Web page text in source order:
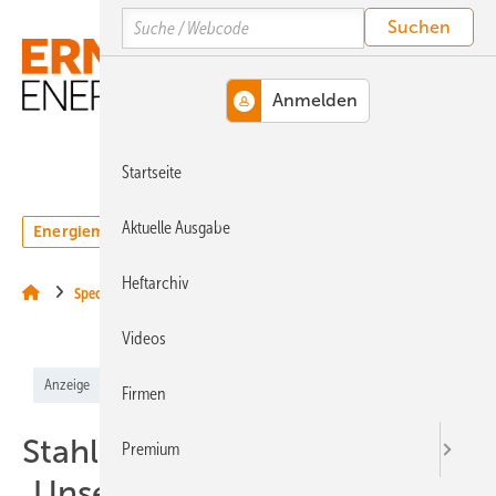
Hauptinhalt
Hauptmenü
SiteSearch
Energiemarkt Technologie
Special
Anzeige
Stahl, Kupfer, Technik:
Search
Startseite
Aktuelle Ausgabe
Heftarchiv
Videos
Firmen
Premium